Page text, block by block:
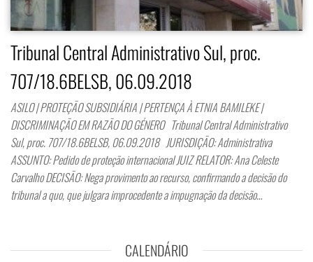
Tribunal Central Administrativo Sul, proc.
707/18.6BELSB, 06.09.2018
ASILO | PROTEÇÃO SUBSIDIÁRIA | PERTENÇA À ETNIA BAMILEKE |
DISCRIMINAÇÃO EM RAZÃO DO GÉNERO Tribunal Central Administrativo
Sul, proc. 707/18.6BELSB, 06.09.2018 JURISDIÇÃO: Administrativa
ASSUNTO: Pedido de proteção internacional JUIZ RELATOR: Ana Celeste
Carvalho DECISÃO: Nega provimento ao recurso, confirmando a decisão do
tribunal a quo, que julgara improcedente a impugnação da decisão…
CALENDÁRIO